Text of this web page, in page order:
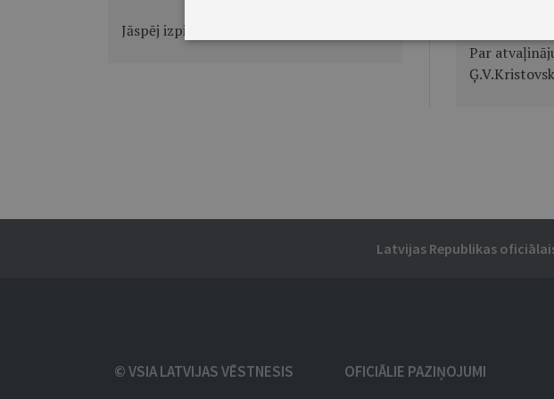
Jāspēj izpildīt prasības, ko uzliek NATO
Par
Latvijas Republikas
© VSIA LATVIJAS VĒSTNESIS OFICIĀLIE PAZIŅOJUMI